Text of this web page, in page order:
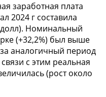
заработная плата
2024 г составила
долл). Номинальный
(+32,2%) был выше
аналогичный период
с этим реальная
(рост около